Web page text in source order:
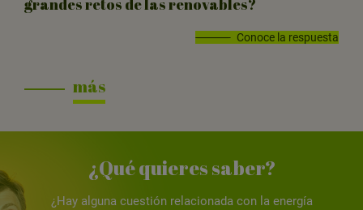
grandes retos de las renovables?
Conoce la respuesta
más
¿Qué quieres saber?
¿Hay alguna cuestión relacionada con la energía